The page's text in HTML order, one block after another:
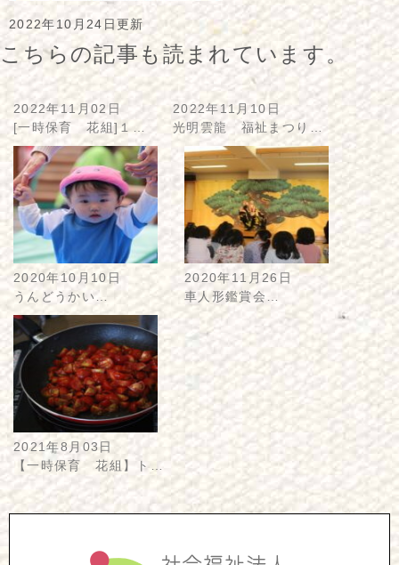
2022年10月24日更新
こちらの記事も読まれています。
2022年11月02日
[一時保育 花組]１…
2022年11月10日
光明雲龍 福祉まつり…
2020年10月10日
うんどうかい…
2020年11月26日
車人形鑑賞会…
2021年8月03日
【一時保育 花組】ト…